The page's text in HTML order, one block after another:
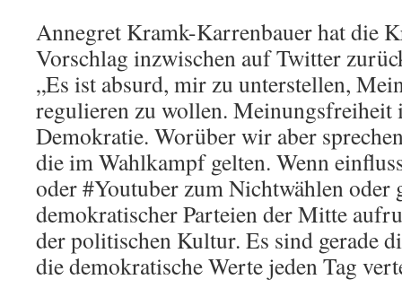
Annegret Kramk-Karrenbauer hat die
Vorschlag inzwischen auf Twitter
„Es ist absurd, mir zu unterstellen,
regulieren zu wollen. Meinungsfreiheit
Demokratie. Worüber wir aber
die im Wahlkampf gelten. Wenn
oder #Youtuber zum Nichtwählen oder
demokratischer Parteien der Mitte
der politischen Kultur. Es sind gerade
die demokratische Werte jeden Tag